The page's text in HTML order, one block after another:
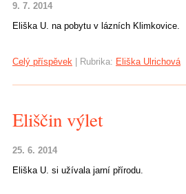
9. 7. 2014
Eliška U. na pobytu v lázních Klimkovice.
Celý příspěvek Rubrika: Eliška Ulrichová
Eliščin výlet
25. 6. 2014
Eliška U. si užívala jarní přírodu.